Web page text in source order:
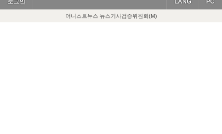
로그인 PC
LANG
어니스트뉴스 뉴스기사검증위원회(M)